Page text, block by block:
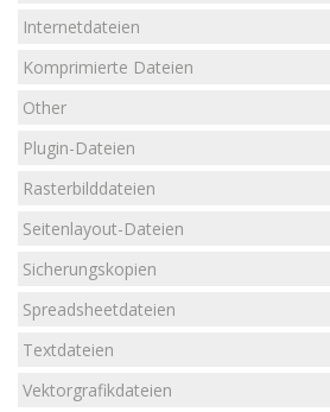
Internetdateien
Komprimierte Dateien
Other
Plugin-Dateien
Rasterbilddateien
Seitenlayout-Dateien
Sicherungskopien
Spreadsheetdateien
Textdateien
Vektorgrafikdateien